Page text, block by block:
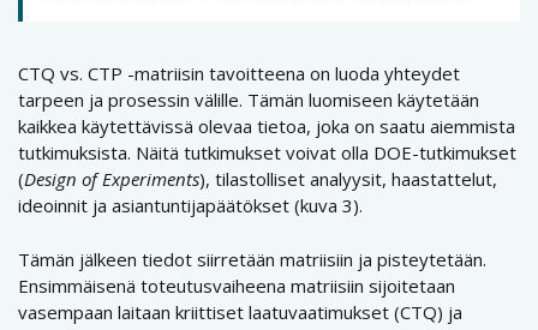
CTQ vs. CTP -matriisin tavoitteena on luoda yhteydet
tarpeen ja prosessin välille. Tämän luomiseen käytetään
kaikkea käytettävissä olevaa tietoa, joka on saatu aiemmista
tutkimuksista. Näitä tutkimukset voivat olla DOE-tutkimukset
(Design of Experiments), tilastolliset analyysit, haastattelut,
ideoinnit ja asiantuntijapäätökset (kuva 3).
Tämän jälkeen tiedot siirretään matriisiin ja pisteytetään.
Ensimmäisenä toteutusvaiheena matriisiin sijoitetaan
vasempaan laitaan kriittiset laatuvaatimukset (CTQ) ja